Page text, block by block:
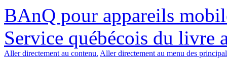
BAnQ pour appareils
Service québécois du livre
Aller directement au contenu. Aller directement au menu des